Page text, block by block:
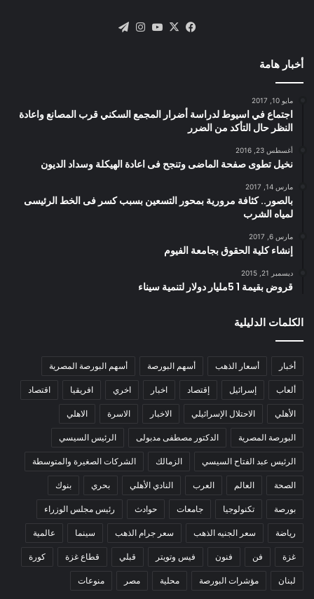
فيسبوك
X يوتيوبانستقرام
أخبار هامة
مايو 10, 2017
اجتماع في اسيوط لدراسة أضرار المجمع السكني قرب المصانع واعادة
النظر حال التأكد من الضرر
أغسطس 23, 2016
نخيل تطوى صفحة الماضى وتنجح فى اعادة الهيكلة وسداد الديون
مارس 14, 2017
بالصور.. كثافة مرورية بمحور التسعين بسبب كسر فى الخط الرئيسى
لمياه الشرب
مارس 6, 2017
إنشاء كلية الحقوق بجامعة الفيوم
ديسمبر 21, 2015
قروض بقيمة 1 5مليار دولار لتنمية سيناء
الكلمات الدليلية
أخبار أسعار الذهب أسهم البورصة أسهم البورصة المصرية
ألعاب إسرائيل إقتصاد اخبار اخري افريقيا اقتصاد
الأهلي الاحتلال الإسرائيلي الاخبار الاسرة الاهلي
البورصة المصرية الدكتور مصطفى مدبولى الرئيس السيسي
الرئيس عبد الفتاح السيسي الزمالك الشركات الصغيرة والمتوسطة
الصحة العالم العرب النادي الأهلي بحري بنوك
بورصة تكنولوجيا جامعات حوادث رئيس مجلس الوزراء
رياضة سعر الجنيه الذهب سعر جرام الذهب سينما عالمية
غزة فن فنون فيس وتويتر قبلي قطاع غزة كورة
لبنان مؤشرات البورصة محلية مصر منوعات